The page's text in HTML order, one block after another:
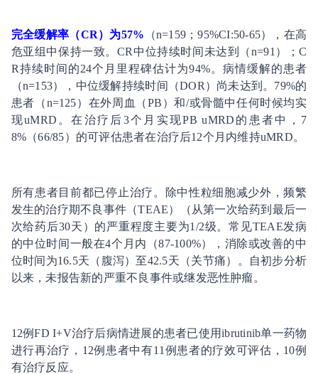
完全缓解率（CR）为57% （n=159；95%CI:50-65），在高
危亚组中保持一致。CR中位持续时间未达到（n=91）；C
R持续时间的24个月里程碑估计为94%。病情缓解的患者
（n=153），中位缓解持续时间（DOR）尚未达到。79%的
患者（n=125）在外周血（PB）和/或骨髓中任何时候均实
现uMRD。在治疗后3个月实现PB uMRD的患者中，7
8%（66/85）的可评估患者在治疗后12个月内维持uMRD。
所有患者目前都已停止治疗。除中性粒细胞减少外，频繁
发生的治疗期不良事件（TEAE）（从第一次给药到最后一
次给药后30天）的严重程度主要为1/2级。常见TEAE发病
的中位时间一般在4个月内（87-100%），消除或改善的中
位时间为16.5天（腹泻）至42.5天（关节痛）。自初步分析
以来，未报告新的严重不良事件或继发恶性肿瘤。
12例FD I+V治疗后病情进展的患者已使用ibrutinib单一药物
进行再治疗，12例患者中有11例患者的疗效可评估，10例
有治疗反应。